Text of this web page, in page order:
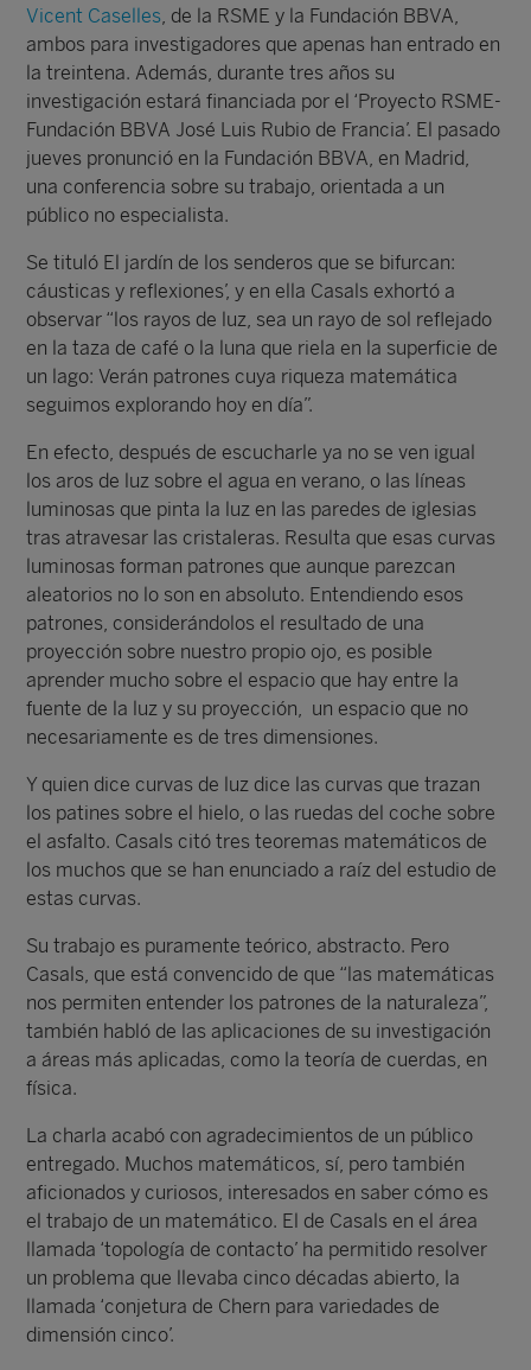
Vicent Caselles, de la RSME y la Fundación BBVA,
ambos para investigadores que apenas han entrado en
la treintena. Además, durante tres años su
investigación estará financiada por el ‘Proyecto RSME-
Fundación BBVA José Luis Rubio de Francia’. El pasado
jueves pronunció en la Fundación BBVA, en Madrid,
una conferencia sobre su trabajo, orientada a un
público no especialista.
Se tituló El jardín de los senderos que se bifurcan:
cáusticas y reflexiones’, y en ella Casals exhortó a
observar “los rayos de luz, sea un rayo de sol reflejado
en la taza de café o la luna que riela en la superficie de
un lago: Verán patrones cuya riqueza matemática
seguimos explorando hoy en día”.
En efecto, después de escucharle ya no se ven igual
los aros de luz sobre el agua en verano, o las líneas
luminosas que pinta la luz en las paredes de iglesias
tras atravesar las cristaleras. Resulta que esas curvas
luminosas forman patrones que aunque parezcan
aleatorios no lo son en absoluto. Entendiendo esos
patrones, considerándolos el resultado de una
proyección sobre nuestro propio ojo, es posible
aprender mucho sobre el espacio que hay entre la
fuente de la luz y su proyección, un espacio que no
necesariamente es de tres dimensiones.
Y quien dice curvas de luz dice las curvas que trazan
los patines sobre el hielo, o las ruedas del coche sobre
el asfalto. Casals citó tres teoremas matemáticos de
los muchos que se han enunciado a raíz del estudio de
estas curvas.
Su trabajo es puramente teórico, abstracto. Pero
Casals, que está convencido de que “las matemáticas
nos permiten entender los patrones de la naturaleza”,
también habló de las aplicaciones de su investigación
a áreas más aplicadas, como la teoría de cuerdas, en
física.
La charla acabó con agradecimientos de un público
entregado. Muchos matemáticos, sí, pero también
aficionados y curiosos, interesados en saber cómo es
el trabajo de un matemático. El de Casals en el área
llamada ‘topología de contacto’ ha permitido resolver
un problema que llevaba cinco décadas abierto, la
llamada ‘conjetura de Chern para variedades de
dimensión cinco’.